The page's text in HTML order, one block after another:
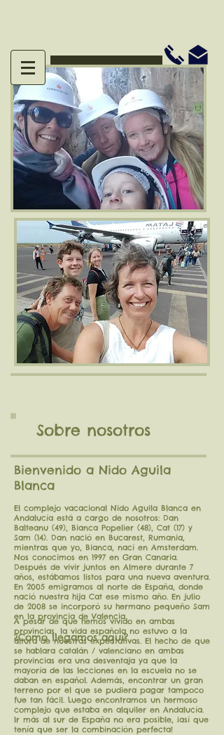
Disponibilidad y reservas
Sobre nosotros
Bienvenido a Nido Aguila
Blanca
El complejo vacacional Nido Aguila Blanca en
Andalucía está a cargo de nosotros: Dan
Balteanu (49), Bianca Popelier (48), Cat (17) y
Sam (14). Dan nació en Bucarest, Rumania,
mientras que yo, Bianca, nací en Amsterdam.
Nos conocimos en 1997 en Gran Canaria.
Después de vivir juntos en Almere durante 7
años, estábamos listos para una nueva aventura.
En 2005 emigramos al norte de España, donde
nació nuestra hija Cat ese mismo año. En julio
de 2008 se incorporó su hermano pequeño Sam
en la provincia de Valencia.
¿Cómo llegamos aquí?
A pesar de que hemos vivido en ambas
provincias, la vida española no estuvo a la
altura de nuestras expectativas. El hecho de que
se hablara catalán / valenciano en ambas
provincias era una desventaja ya que la
mayoría de las lecciones en la escuela no se
daban en español. Además, encontrar un gran
terreno por el que se pudiera pagar tampoco
fue tan fácil. Luego encontramos un hermoso
complejo que estaba en alquiler en Andalucía.
Ir más al sur de España no era posible, ¡así que
tenía que ser la combinación perfecta!